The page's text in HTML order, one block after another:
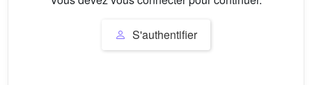
S'authentifier